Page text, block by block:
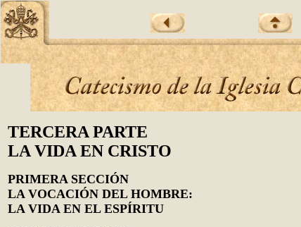
TERCERA PARTE
LA VIDA EN CRISTO
PRIMERA SECCIÓN
LA VOCACIÓN DEL HOMBRE:
LA VIDA EN EL ESPÍRITU